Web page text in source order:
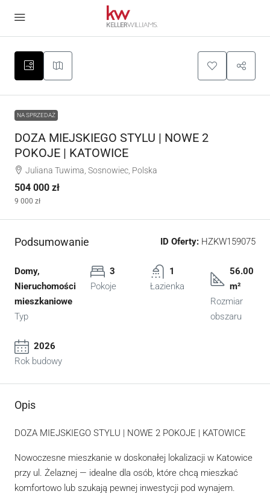
NA SPRZEDAŻ
DOZA MIEJSKIEGO STYLU | NOWE 2
POKOJE | KATOWICE
Juliana Tuwima, Sosnowiec, Polska
504 000 zł
9 000 zł
Podsumowanie ID Oferty: HZKW159075
Domy,
Nieruchomości
mieszkaniowe
Typ
3
Pokoje
1
Łazienka
56.00
m²
Rozmiar
obszaru
2026
Rok budowy
Opis
DOZA MIEJSKIEGO STYLU | NOWE 2 POKOJE | KATOWICE
Nowoczesne mieszkanie w doskonałej lokalizacji w Katowice
przy ul. Żelaznej — idealne dla osób, które chcą mieszkać
komfortowo lub szukają pewnej inwestycji pod wynajem.